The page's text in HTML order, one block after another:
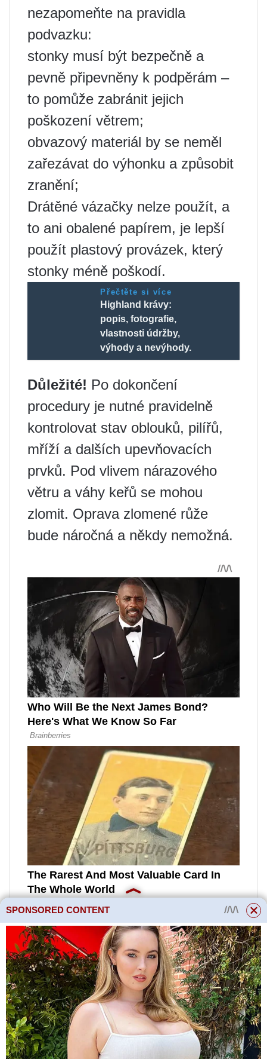
nezapomeňte na pravidla
podvazku:
stonky musí být bezpečně a
pevně připevněny k podpěrám –
to pomůže zabránit jejich
poškození větrem;
obvazový materiál by se neměl
zařezávat do výhonku a způsobit
zranění;
Drátěné vázačky nelze použít, a
to ani obalené papírem, je lepší
použít plastový provázek, který
stonky méně poškodí.
Přečtěte si více
Highland krávy:
popis, fotografie,
vlastnosti údržby,
výhody a nevýhody.
Důležité! Po dokončení
procedury je nutné pravidelně
kontrolovat stav oblouků, pilířů,
mříží a dalších upevňovacích
prvků. Pod vlivem nárazového
větru a váhy keřů se mohou
zlomit. Oprava zlomené růže
bude náročná a někdy nemožná.
SPONSORED CONTENT